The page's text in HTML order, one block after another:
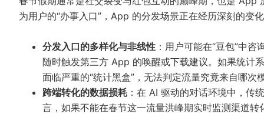
为用户的“办事入口”，App 的分发场景正在经历深刻的变
分发入口的多样化与非线性 ：用户可能在“豆包”中
随时触发第三方 App 的唤醒或下载建议。如果统计
面临严重的“统计黑盒”，无法判定流量究竟来自哪次
跨端转化的数据损耗 ：在 AI 驱动的对话环境中，传
言，如果不能在春节这一流量洪峰期实时监测渠道